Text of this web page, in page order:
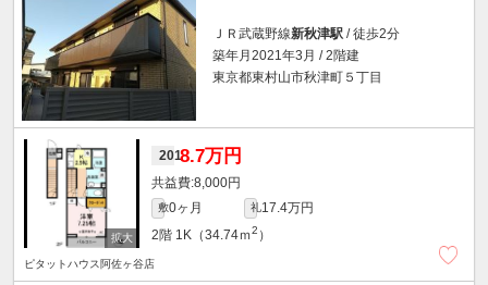
ＪＲ武蔵野線新秋津駅 / 徒歩2分
築年月2021年3月 / 2階建
東京都東村山市秋津町５丁目
2018.7万円
8,000円
敷0ヶ月 礼17.4万円
2階 1K（34.74ｍ2 ）
ピタットハウス阿佐ヶ谷店